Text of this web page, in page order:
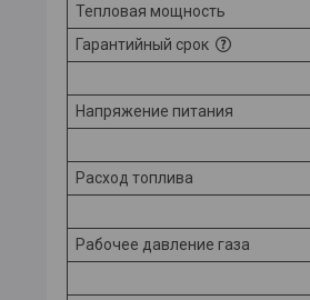
Тепловая мощность
Гарантийный срок
Напряжение питания
Расход топлива
Рабочее давление газа